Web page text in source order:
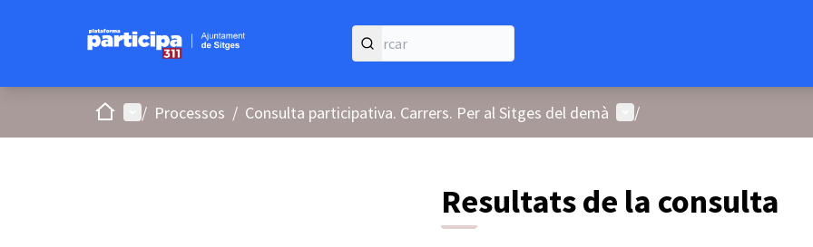
Inici Menú principal
/ Processos / Consulta participativa. Carrers. Per al Sitges del demà Menú d'usuari
/
Resultats de la consulta